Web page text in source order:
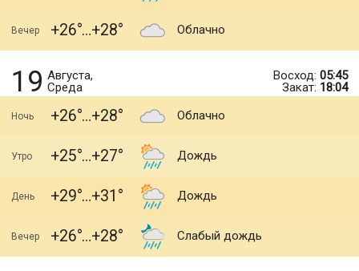
Вечер +26 +28 Облачно
19 Августа,
Среда
Восход: 05:45
Закат: 18:04
Ночь +26 +28 Облачно
Утро +25 +27 Дождь
День +29 +31 Дождь
Вечер +26 +28 Слабый дождь